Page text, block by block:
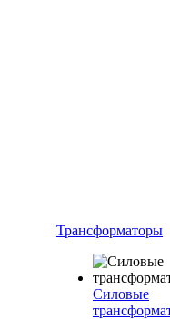
Трансформаторы
Силовые